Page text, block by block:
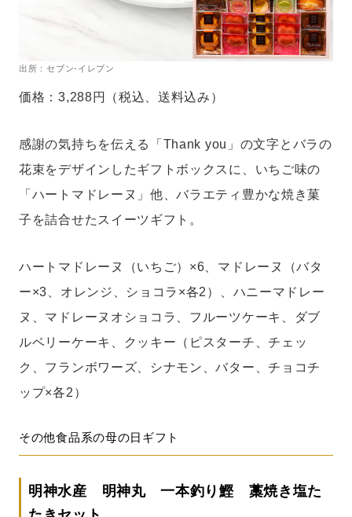
出所：セブン-イレブン
価格：3,288円（税込、送料込み）
感謝の気持ちを伝える「Thank you」の文字とバラの
花束をデザインしたギフトボックスに、いちご味の
「ハートマドレーヌ」他、バラエティ豊かな焼き菓
子を詰合せたスイーツギフト。
ハートマドレーヌ（いちご）×6、マドレーヌ（バタ
ー×3、オレンジ、ショコラ×各2）、ハニーマドレー
ヌ、マドレーヌオショコラ、フルーツケーキ、ダブ
ルベリーケーキ、クッキー（ピスターチ、チェッ
ク、フランボワーズ、シナモン、バター、チョコチ
ップ×各2）
その他食品系の母の日ギフト
明神水産 明神丸 一本釣り鰹 藁焼き塩た